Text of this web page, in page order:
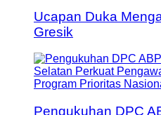
Ucapan Duka
Gresik
Pengukuhan DPC